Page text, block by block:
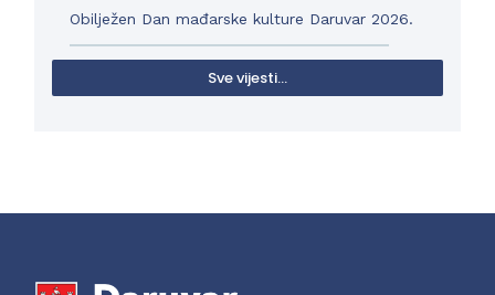
Obilježen Dan mađarske kulture Daruvar 2026.
Sve vijesti...